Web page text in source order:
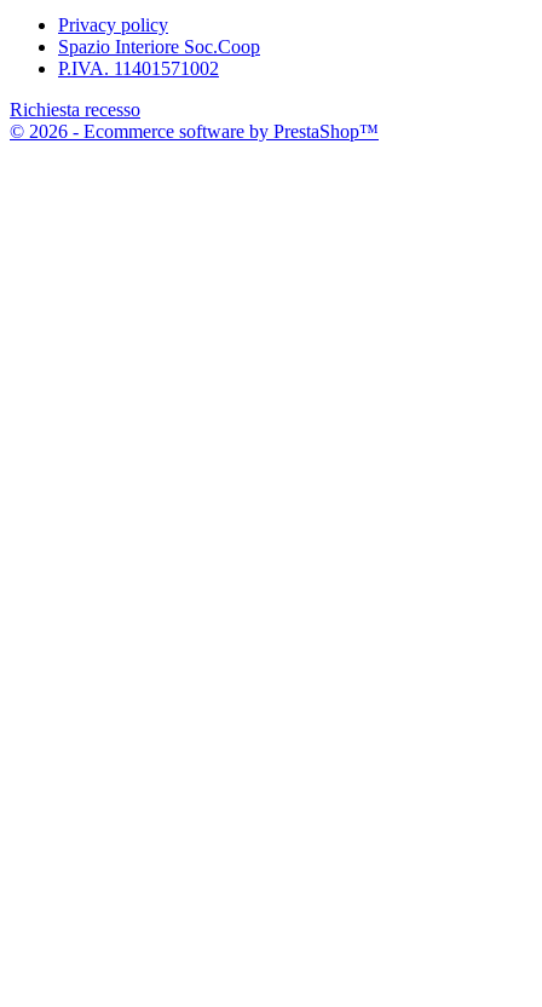
Privacy policy
Spazio Interiore Soc.Coop
P.IVA. 11401571002
Richiesta recesso
© 2026 - Ecommerce software by PrestaShop™